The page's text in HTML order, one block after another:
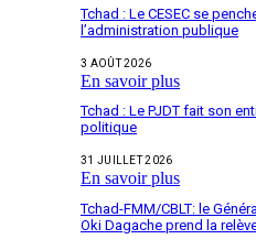
Tchad : Le CESEC se
l’administration publique
3 AOÛT 2026
En savoir plus
Tchad : Le PJDT fait son
politique
31 JUILLET 2026
En savoir plus
Tchad-FMM/CBLT: le
Oki Dagache prend la